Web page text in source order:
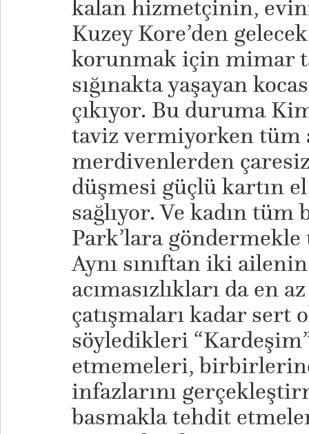
kalan hizmetçinin,
Kuzey Kore’den
korunmak için mimar
sığınakta yaşayan
çıkıyor. Bu duruma
taviz vermiyorken tüm
merdivenlerden
düşmesi güçlü kartın
sağlıyor. Ve kadın tüm
Park’lara
Aynı sınıftan iki
acımasızlıkları da en
çatışmaları kadar
söyledikleri
etmemeleri,
infazlarını
basmakla tehdit